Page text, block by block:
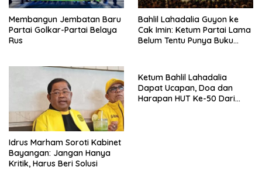
Membangun Jembatan Baru
Partai Golkar-Partai Belaya
Rus
Bahlil Lahadalia Guyon ke
Cak Imin: Ketum Partai Lama
Belum Tentu Punya Buku
Idrus Marham Soroti Kabinet
Bayangan: Jangan Hanya
Kritik, Harus Beri Solusi
Ketum Bahlil Lahadalia
Dapat Ucapan, Doa dan
Harapan HUT Ke-50 Dari